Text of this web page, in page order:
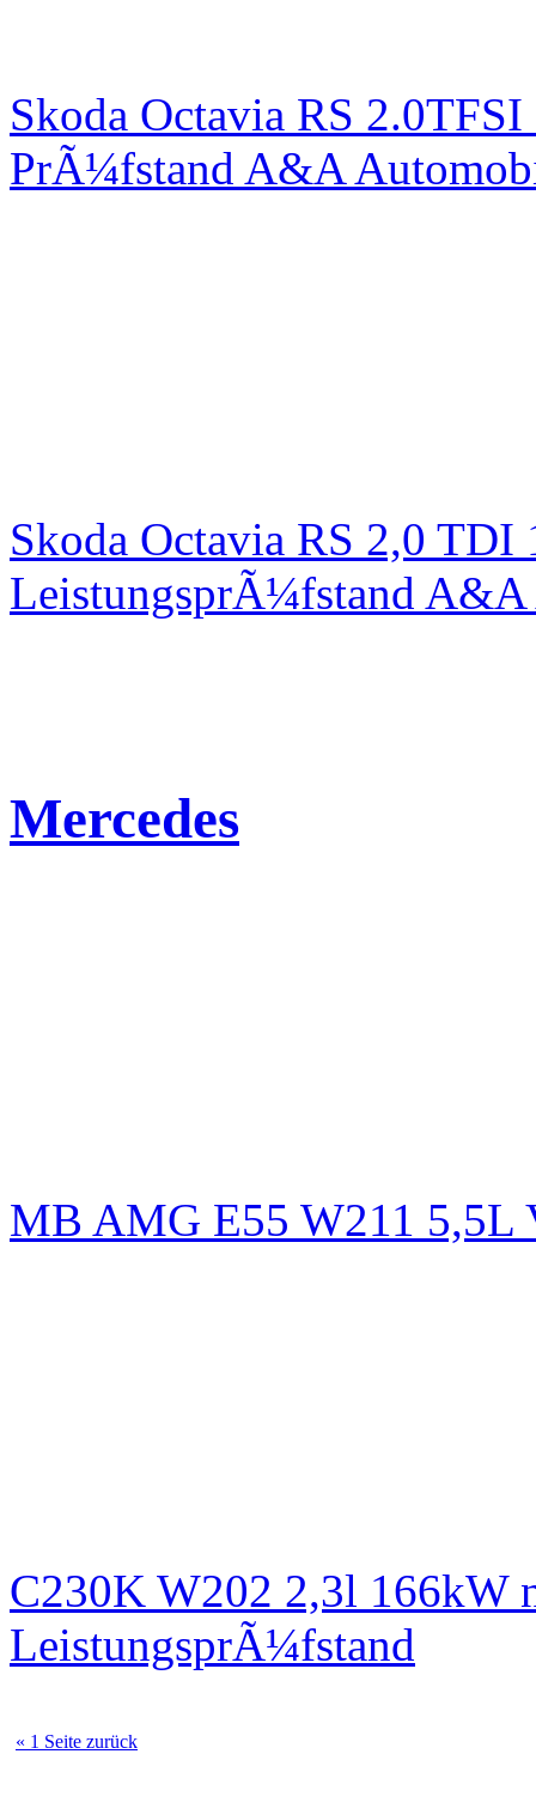
Skoda Octavia RS
PrÃ¼fstand A&A
Skoda Octavia RS 2,0
LeistungsprÃ¼fstand
Mercedes
MB AMG E55 W211 5,5L
C230K W202 2,3l 166kW
LeistungsprÃ¼fstand
« 1 Seite zurück